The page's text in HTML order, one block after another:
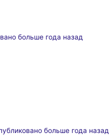
больше года назад
больше года назад